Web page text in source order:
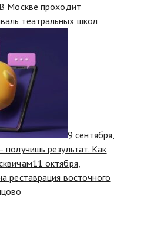
Москве проходит
театральных школ
9 сентября,
результат. Как
11 октября,
реставрация восточного